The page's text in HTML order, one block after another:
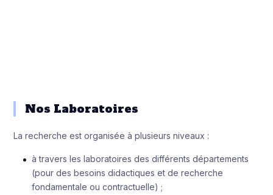
Nos Laboratoires
La recherche est organisée à plusieurs niveaux :
à travers les laboratoires des différents départements
(pour des besoins didactiques et de recherche
fondamentale ou contractuelle) ;